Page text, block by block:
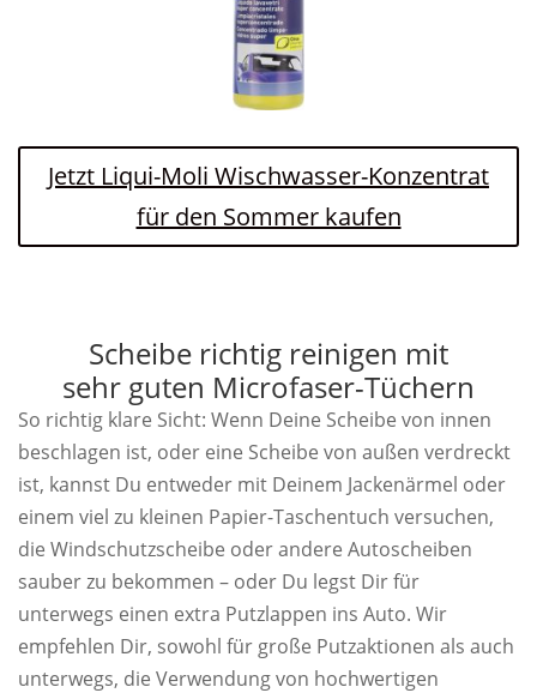
Jetzt Liqui-Moli Wischwasser-Konzentrat
für den Sommer kaufen
Scheibe richtig reinigen mit
sehr guten Microfaser-Tüchern
So richtig klare Sicht: Wenn Deine Scheibe von innen
beschlagen ist, oder eine Scheibe von außen verdreckt
ist, kannst Du entweder mit Deinem Jackenärmel oder
einem viel zu kleinen Papier-Taschentuch versuchen,
die Windschutzscheibe oder andere Autoscheiben
sauber zu bekommen – oder Du legst Dir für
unterwegs einen extra Putzlappen ins Auto. Wir
empfehlen Dir, sowohl für große Putzaktionen als auch
unterwegs, die Verwendung von hochwertigen